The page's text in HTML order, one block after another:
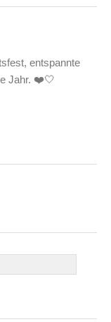
entspannte
Jahr. ❤️🤍